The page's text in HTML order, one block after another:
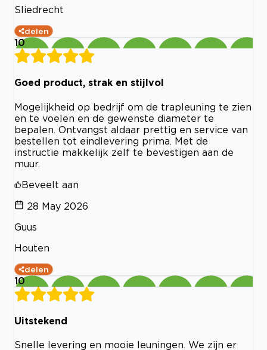
Sliedrecht
delen
10
Goed product, strak en stijlvol
Mogelijkheid op bedrijf om de trapleuning te zien
en te voelen en de gewenste diameter te
bepalen. Ontvangst aldaar prettig en service van
bestellen tot eindlevering prima. Met de
instructie makkelijk zelf te bevestigen aan de
muur.
Beveelt aan
28 May 2026
Guus
Houten
delen
10
Uitstekend
Snelle levering en mooie leuningen. We zijn er